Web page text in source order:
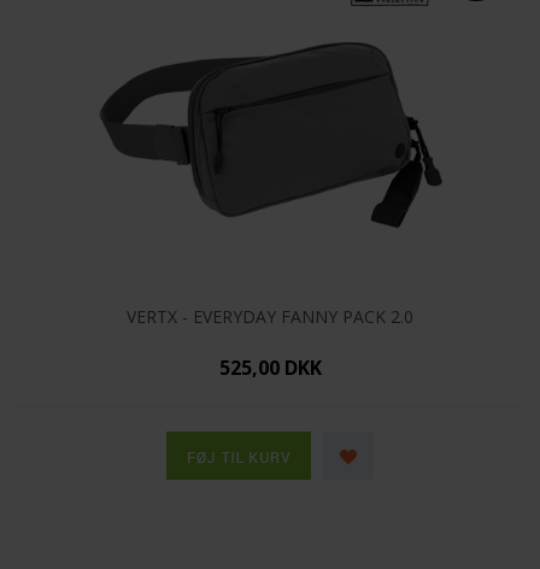
VERTX - EVERYDAY FANNY PACK 2.0
525,00 DKK